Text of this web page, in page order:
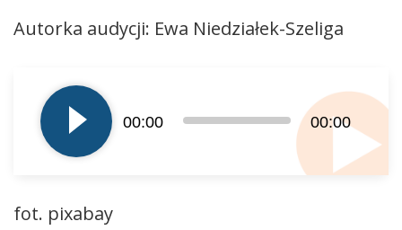
Autorka audycji: Ewa Niedziałek-Szeliga
plików
dźwiękowych
00:00 00:00
fot. pixabay